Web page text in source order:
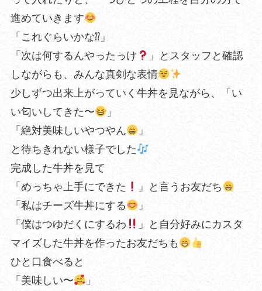
進めていきます
「これぐらいかな⁇」
「次は何するんやったっけ
」とスタッフと確認
しながらも、みんな真剣な表情
少しずつ出来上がっていく牛丼を見ながら、「い
い匂いしてきた〜
」
「絶対美味しいやつやん
」
と待ちきれない様子でした
完成した牛丼を見て
「めっちゃ上手にできた
」と言うお友だち
「私はチーズ牛丼にする
」
「僕はつゆだくにするわ
」と自分好みにカスタ
マイズした牛丼を作ったお友だちも
ひと口食べると
「美味しい〜
」